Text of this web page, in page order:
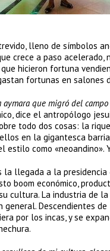
lleno de símbolos
crece a paso
hicieron fortuna
fortunas en salones
que migró del
dice el antropólogo
todo dos cosas: la
en la gigantesca
estilo como «neoandino».
la llegada a la
boom económico,
cultura. La industria de
general. Descendientes
por los incas, y se